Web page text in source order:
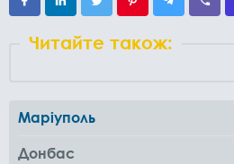
Читайте також:
Маріуполь
Донбас